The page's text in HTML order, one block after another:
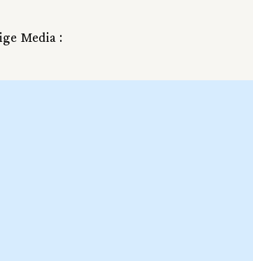
Media :